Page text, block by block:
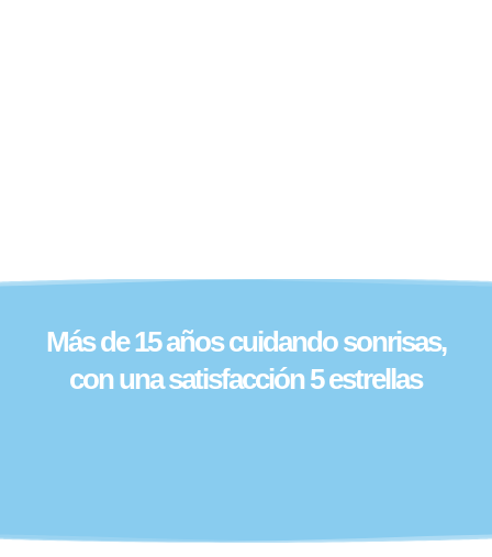
Más de 15 años cuidando sonrisas,
con una satisfacción 5 estrellas